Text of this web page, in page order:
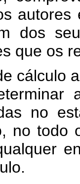
autores
dos
que os
cálculo
no
no todo